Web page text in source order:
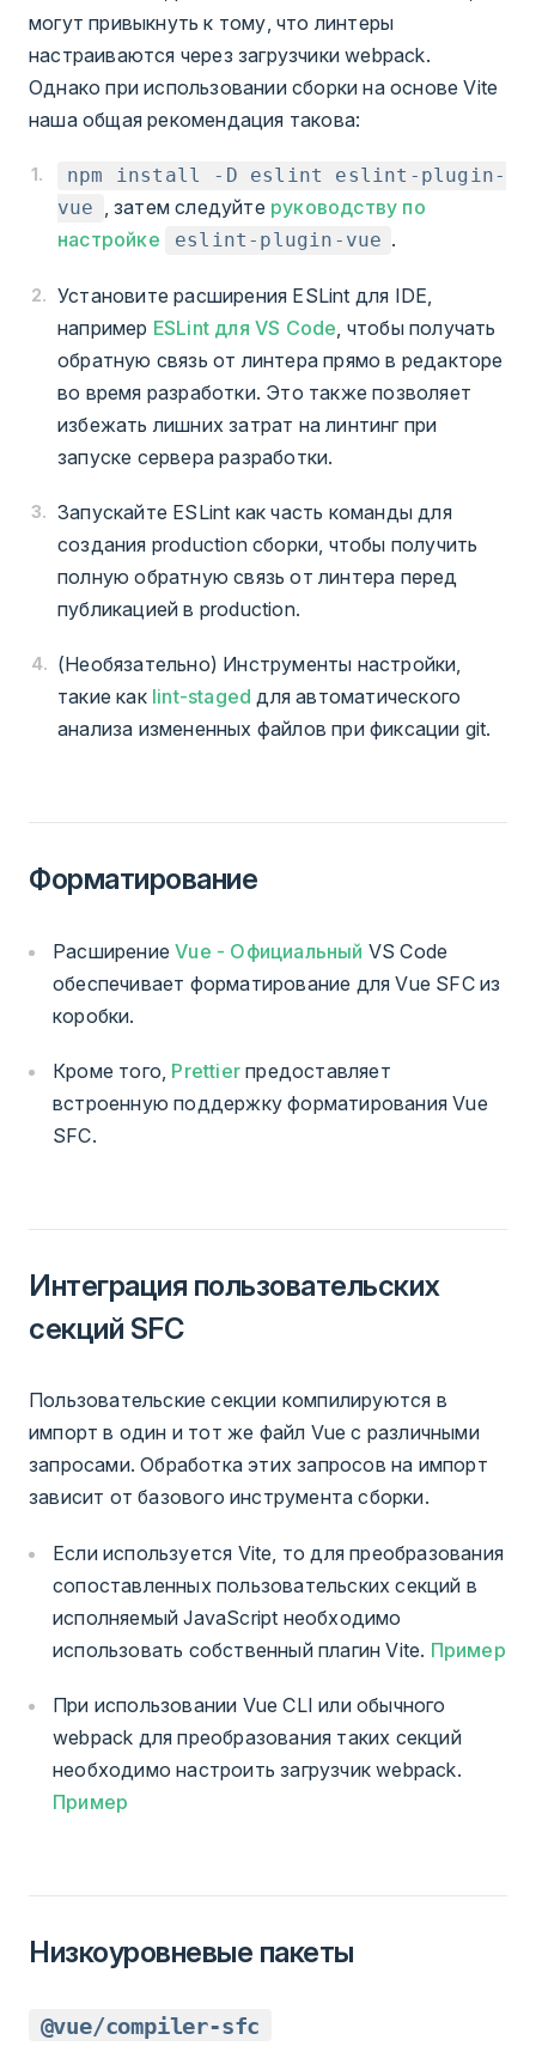
могут привыкнуть к тому, что линтеры
настраиваются через загрузчики webpack.
Однако при использовании сборки на основе Vite
наша общая рекомендация такова:
npm install -D eslint eslint-plugin-
vue , затем следуйте руководству по
настройке
eslint-plugin-vue .
Установите расширения ESLint для IDE,
например ESLint для VS Code , чтобы получать
обратную связь от линтера прямо в редакторе
во время разработки. Это также позволяет
избежать лишних затрат на линтинг при
запуске сервера разработки.
Запускайте ESLint как часть команды для
создания production сборки, чтобы получить
полную обратную связь от линтера перед
публикацией в production.
(Необязательно) Инструменты настройки,
такие как lint-staged для автоматического
анализа измененных файлов при фиксации git.
Форматирование
РасширениеVue - Официальный VS Code
обеспечивает форматирование для Vue SFC из
коробки.
Кроме того, Prettier предоставляет
встроенную поддержку форматирования Vue
SFC.
Интеграция пользовательских
секций SFC
Пользовательские секции компилируются в
импорт в один и тот же файл Vue с различными
запросами. Обработка этих запросов на импорт
зависит от базового инструмента сборки.
Если используется Vite, то для преобразования
сопоставленных пользовательских секций в
исполняемый JavaScript необходимо
использовать собственный плагин Vite. Пример
При использовании Vue CLI или обычного
webpack для преобразования таких секций
необходимо настроить загрузчик webpack.
Пример
Низкоуровневые пакеты
@vue/compiler-sfc